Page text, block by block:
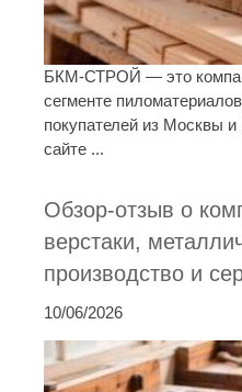
БКМ-СТРОЙ — это
сегменте
покупателей из Москвы
сайте ...
Обзор-отзыв о
верстаки,
производство и
10/06/2026